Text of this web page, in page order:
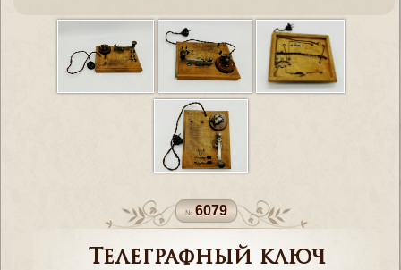
6079
Телеграфный ключ